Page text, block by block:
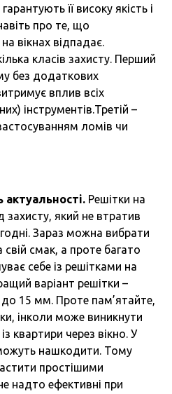
її високу якість і
про те, що
вікнах відпадає.
класів захисту. Перший
без додаткових
вплив всіх
інструментів.Третій –
ломів чи
Решітки на
захисту, який не втратив
Зараз можна вибрати
свій смак, а проте багато
себе із решітками на
варіант решітки –
15 мм. Проте пам’ятайте,
інколи може виникнути
квартири через вікно. У
нашкодити. Тому
простішими
надто ефективні при